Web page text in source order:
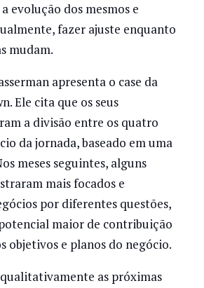
evolução dos mesmos e
fazer ajuste enquanto
mudam.
apresenta o case da
Ele cita que os seus
a divisão entre os quatro
da jornada, baseado em uma
meses seguintes, alguns
mais focados e
por diferentes questões,
maior de contribuição
objetivos e planos do negócio.
as próximas